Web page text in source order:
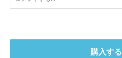
購入する